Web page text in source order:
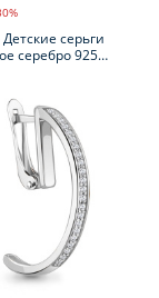
серьги
серебро 925